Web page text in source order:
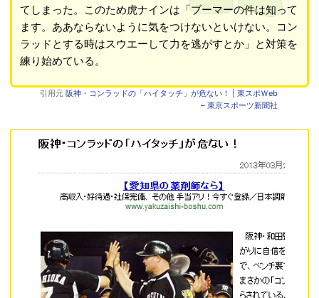
てしまった。このため虎ナインは「ブーマーの件は知って
ます。ああならないように気をつけないといけない。コン
ラッドとする時はスウエーして力を逃がすとか」と対策を
練り始めている。
引用元 阪神・コンラッドの「ハイタッチ」が危ない！ | 東スポＷeb
– 東京スポーツ新聞社